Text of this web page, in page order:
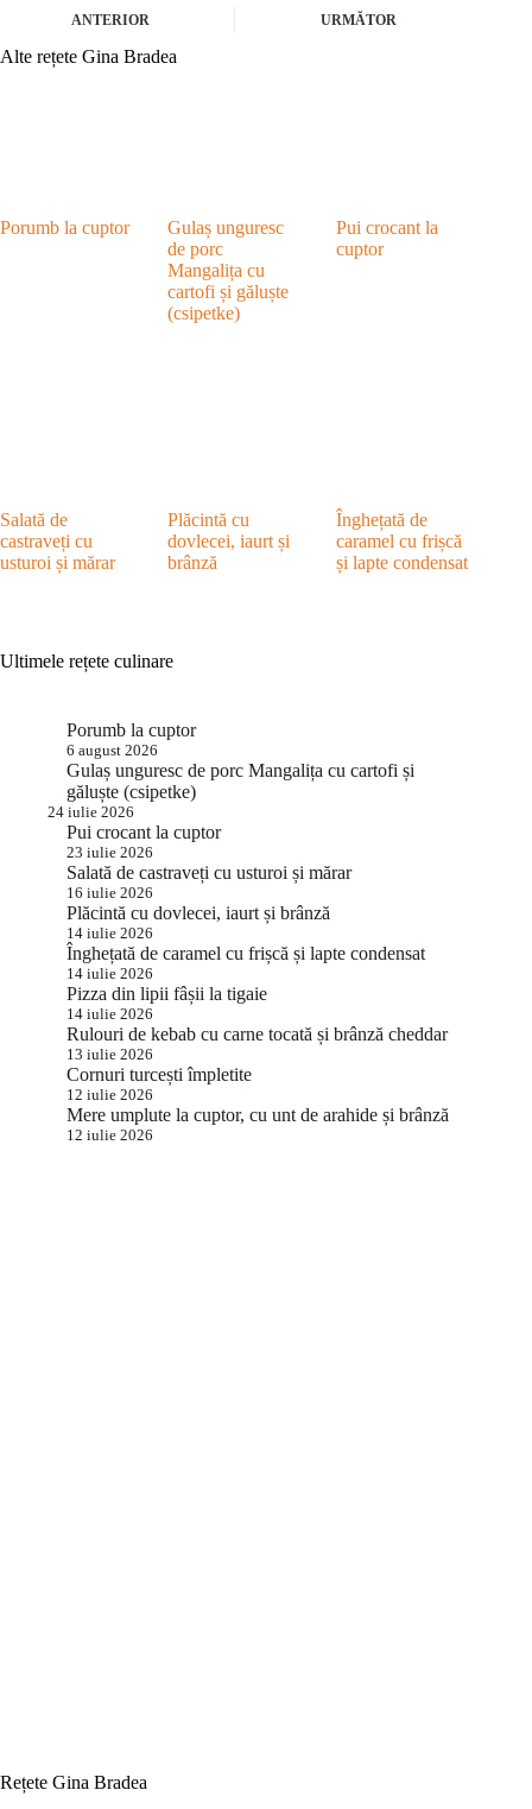
ANTERIOR URMĂTOR
Alte rețete Gina Bradea
Porumb la cuptor
Gulaș unguresc
de porc
Mangalița cu
cartofi și găluște
(csipetke)
Pui crocant la
cuptor
Salată de
castraveți cu
usturoi și mărar
Plăcintă cu
dovlecei, iaurt și
brânză
Înghețată de
caramel cu frișcă
și lapte condensat
Ultimele rețete culinare
Porumb la cuptor
6 august 2026
Gulaș unguresc de porc Mangalița cu cartofi și
găluște (csipetke)
24 iulie 2026
Pui crocant la cuptor
23 iulie 2026
Salată de castraveți cu usturoi și mărar
16 iulie 2026
Plăcintă cu dovlecei, iaurt și brânză
14 iulie 2026
Înghețată de caramel cu frișcă și lapte condensat
14 iulie 2026
Pizza din lipii fâșii la tigaie
14 iulie 2026
Rulouri de kebab cu carne tocată și brânză cheddar
13 iulie 2026
Cornuri turcești împletite
12 iulie 2026
Mere umplute la cuptor, cu unt de arahide și brânză
12 iulie 2026
Rețete Gina Bradea